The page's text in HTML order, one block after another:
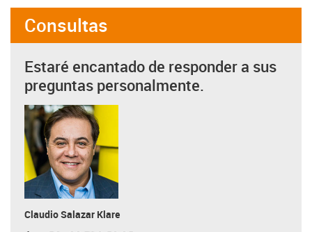
Consultas
Estaré encantado de responder a sus
preguntas personalmente.
Claudio Salazar Klare